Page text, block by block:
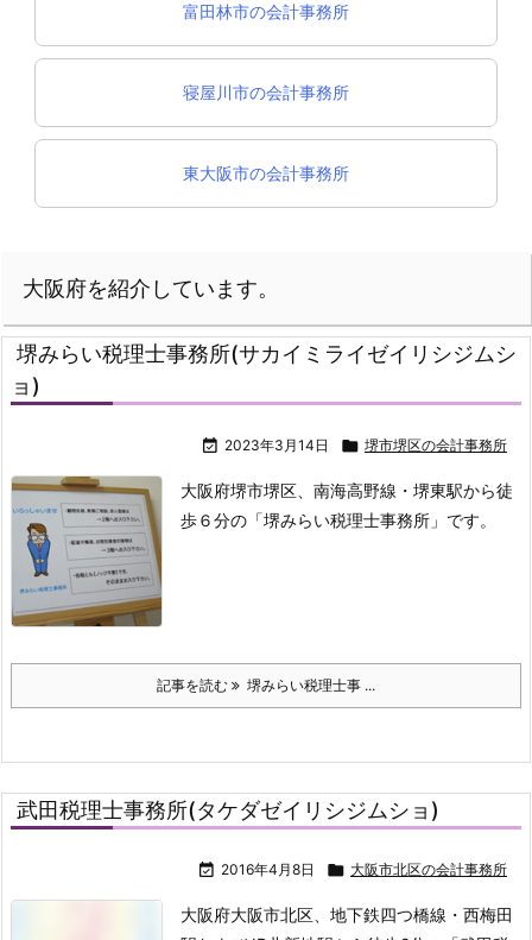
富田林市の会計事務所
寝屋川市の会計事務所
東大阪市の会計事務所
大阪府を紹介しています。
堺みらい税理士事務所(サカイミライゼイリシジムシ
ョ)
 2023年3月14日  堺市堺区の会計事務所
大阪府堺市堺区、南海高野線・堺東駅から徒
歩６分の「堺みらい税理士事務所」です。
記事を読む 堺みらい税理士事 ...
武田税理士事務所(タケダゼイリシジムショ)
 2016年4月8日  大阪市北区の会計事務所
大阪府大阪市北区、地下鉄四つ橋線・西梅田